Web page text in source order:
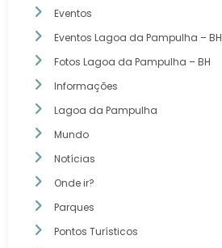
Eventos
Eventos Lagoa da Pampulha – BH
Fotos Lagoa da Pampulha – BH
Informações
Lagoa da Pampulha
Mundo
Notícias
Onde ir?
Parques
Pontos Turísticos